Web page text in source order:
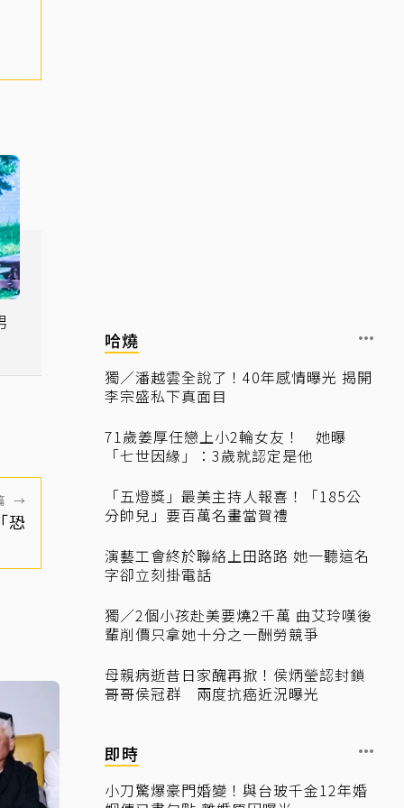
→
恐
哈燒
獨／潘越雲全說了！40年感情曝光 揭開
李宗盛私下真面目
71歲姜厚任戀上小2輪女友！ 她曝
「七世因緣」：3歲就認定是他
「五燈獎」最美主持人報喜！「185公
分帥兒」要百萬名畫當賀禮
演藝工會終於聯絡上田路路 她一聽這名
字卻立刻掛電話
獨／2個小孩赴美要燒2千萬 曲艾玲嘆後
輩削價只拿她十分之一酬勞競爭
母親病逝昔日家醜再掀！侯炳瑩認封鎖
哥哥侯冠群 兩度抗癌近況曝光
即時
小刀驚爆豪門婚變！與台玻千金12年婚